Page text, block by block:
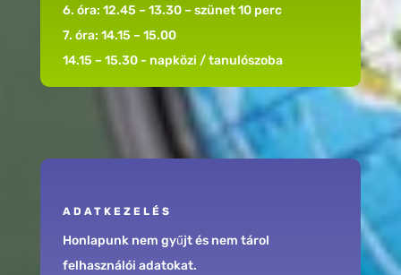
6. óra: 12.45 – 13.30 – szünet 10 perc
7. óra: 14.15 – 15.00
14.15 – 15.30 - napközi / tanulószoba
ADATKEZELÉS
Honlapunk nem gyűjt és nem tárol
felhasználói adatokat.